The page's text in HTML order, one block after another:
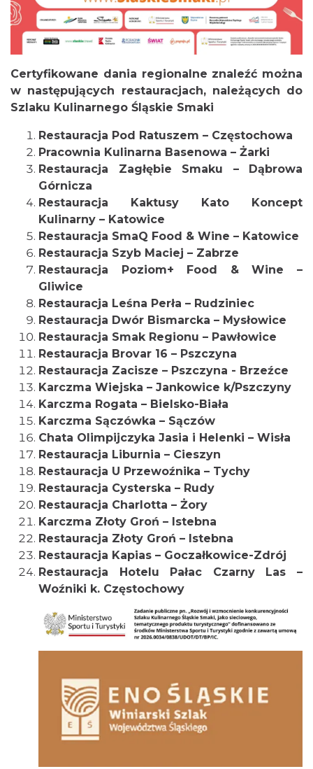
Certyfikowane dania regionalne znaleźć można
w następujących restauracjach, należących do
Szlaku Kulinarnego Śląskie Smaki
Restauracja Pod Ratuszem – Częstochowa
Pracownia Kulinarna Basenowa – Żarki
Restauracja Zagłębie Smaku – Dąbrowa
Górnicza
Restauracja Kaktusy Kato Koncept
Kulinarny – Katowice
Restauracja SmaQ Food & Wine – Katowice
Restauracja Szyb Maciej – Zabrze
Restauracja Poziom+ Food & Wine –
Gliwice
Restauracja Leśna Perła – Rudziniec
Restauracja Dwór Bismarcka – Mysłowice
Restauracja Smak Regionu – Pawłowice
Restauracja Brovar 16 – Pszczyna
Restauracja Zacisze – Pszczyna - Brzeźce
Karczma Wiejska – Jankowice k/Pszczyny
Karczma Rogata – Bielsko-Biała
Karczma Sączówka – Sączów
Chata Olimpijczyka Jasia i Helenki – Wisła
Restauracja Liburnia – Cieszyn
Restauracja U Przewoźnika – Tychy
Restauracja Cysterska – Rudy
Restauracja Charlotta – Żory
Karczma Złoty Groń – Istebna
Restauracja Złoty Groń – Istebna
Restauracja Kapias – Goczałkowice-Zdrój
Restauracja Hotelu Pałac Czarny Las –
Woźniki k. Częstochowy